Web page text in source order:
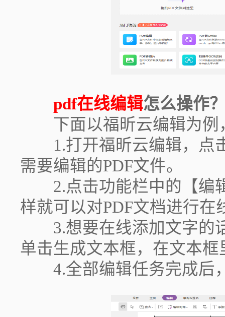
pdf在线编辑怎么操作
下面以福昕云编辑为例
1.打开福昕云编辑，点
需要编辑的PDF文件。
2.点击功能栏中的【编
样就可以对PDF文档进行在
3.想要在线添加文字的
单击生成文本框，在文本
4.全部编辑任务完成后